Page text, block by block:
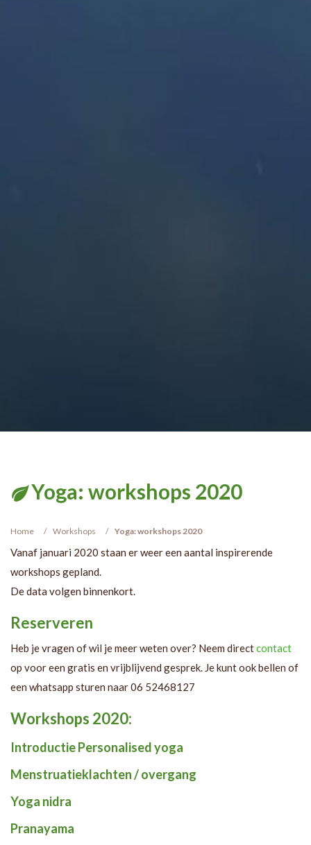
Yoga: workshops 2020
Home Workshops Yoga: workshops 2020
Vanaf januari 2020 staan er weer een aantal inspirerende
workshops gepland.
De data volgen binnenkort.
Reserveren
Heb je vragen of wil je meer weten over? Neem directcontact
op voor een gratis en vrijblijvend gesprek. Je kunt ook bellen of
een whatsapp sturen naar 06 52468127
Workshops 2020:
Introductie Personalised yoga
Menstruatieklachten / overgang
Yoga nidra
Pranayama